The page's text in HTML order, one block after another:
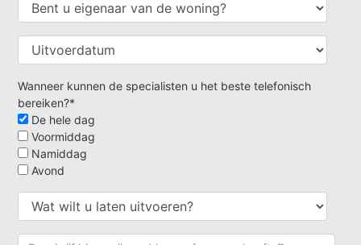
Wanneer kunnen de specialisten u het beste telefonisch
bereiken?*
De hele dag
Voormiddag
Namiddag
Avond